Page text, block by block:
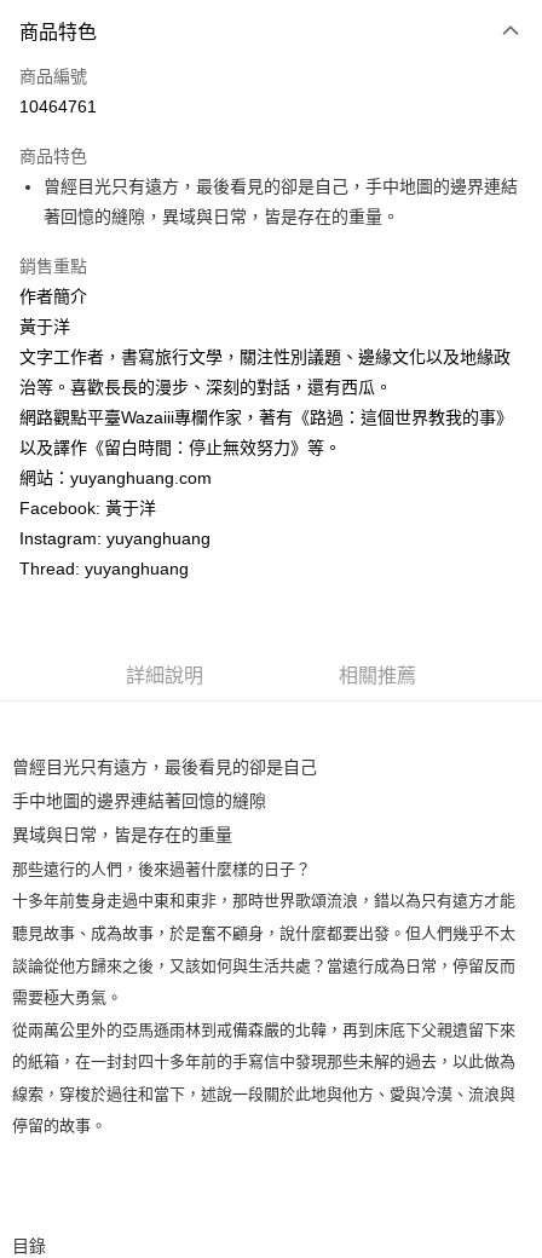
信用卡一次付款
運送方式
付款後全家取貨
每筆NT$60，滿NT$499(含以上)免運費
付款後7-11取貨
每筆NT$60，滿NT$499(含以上)免運費
宅配
每筆NT$100，滿NT$499(含以上)免運費
商品特色
商品編號
10464761
商品特色
曾經目光只有遠方，最後看見的卻是自己，手中地圖的邊界連結
著回憶的縫隙，異域與日常，皆是存在的重量。
銷售重點
作者簡介
黃于洋
文字工作者，書寫旅行文學，關注性別議題、邊緣文化以及地緣政
治等。喜歡長長的漫步、深刻的對話，還有西瓜。
網路觀點平臺Wazaiii專欄作家，著有《路過：這個世界教我的事》
以及譯作《留白時間：停止無效努力》等。
網站：yuyanghuang.com
Facebook: 黃于洋
Instagram: yuyanghuang
Thread: yuyanghuang
詳細說明 相關推薦
曾經目光只有遠方，最後看見的卻是自己
手中地圖的邊界連結著回憶的縫隙
異域與日常，皆是存在的重量
那些遠行的人們，後來過著什麼樣的日子？
十多年前隻身走過中東和東非，那時世界歌頌流浪，錯以為只有遠方才能
聽見故事、成為故事，於是奮不顧身，說什麼都要出發。但人們幾乎不太
談論從他方歸來之後，又該如何與生活共處？當遠行成為日常，停留反而
需要極大勇氣。
從兩萬公里外的亞馬遜雨林到戒備森嚴的北韓，再到床底下父親遺留下來
的紙箱，在一封封四十多年前的手寫信中發現那些未解的過去，以此做為
線索，穿梭於過往和當下，述說一段關於此地與他方、愛與冷漠、流浪與
停留的故事。
目錄